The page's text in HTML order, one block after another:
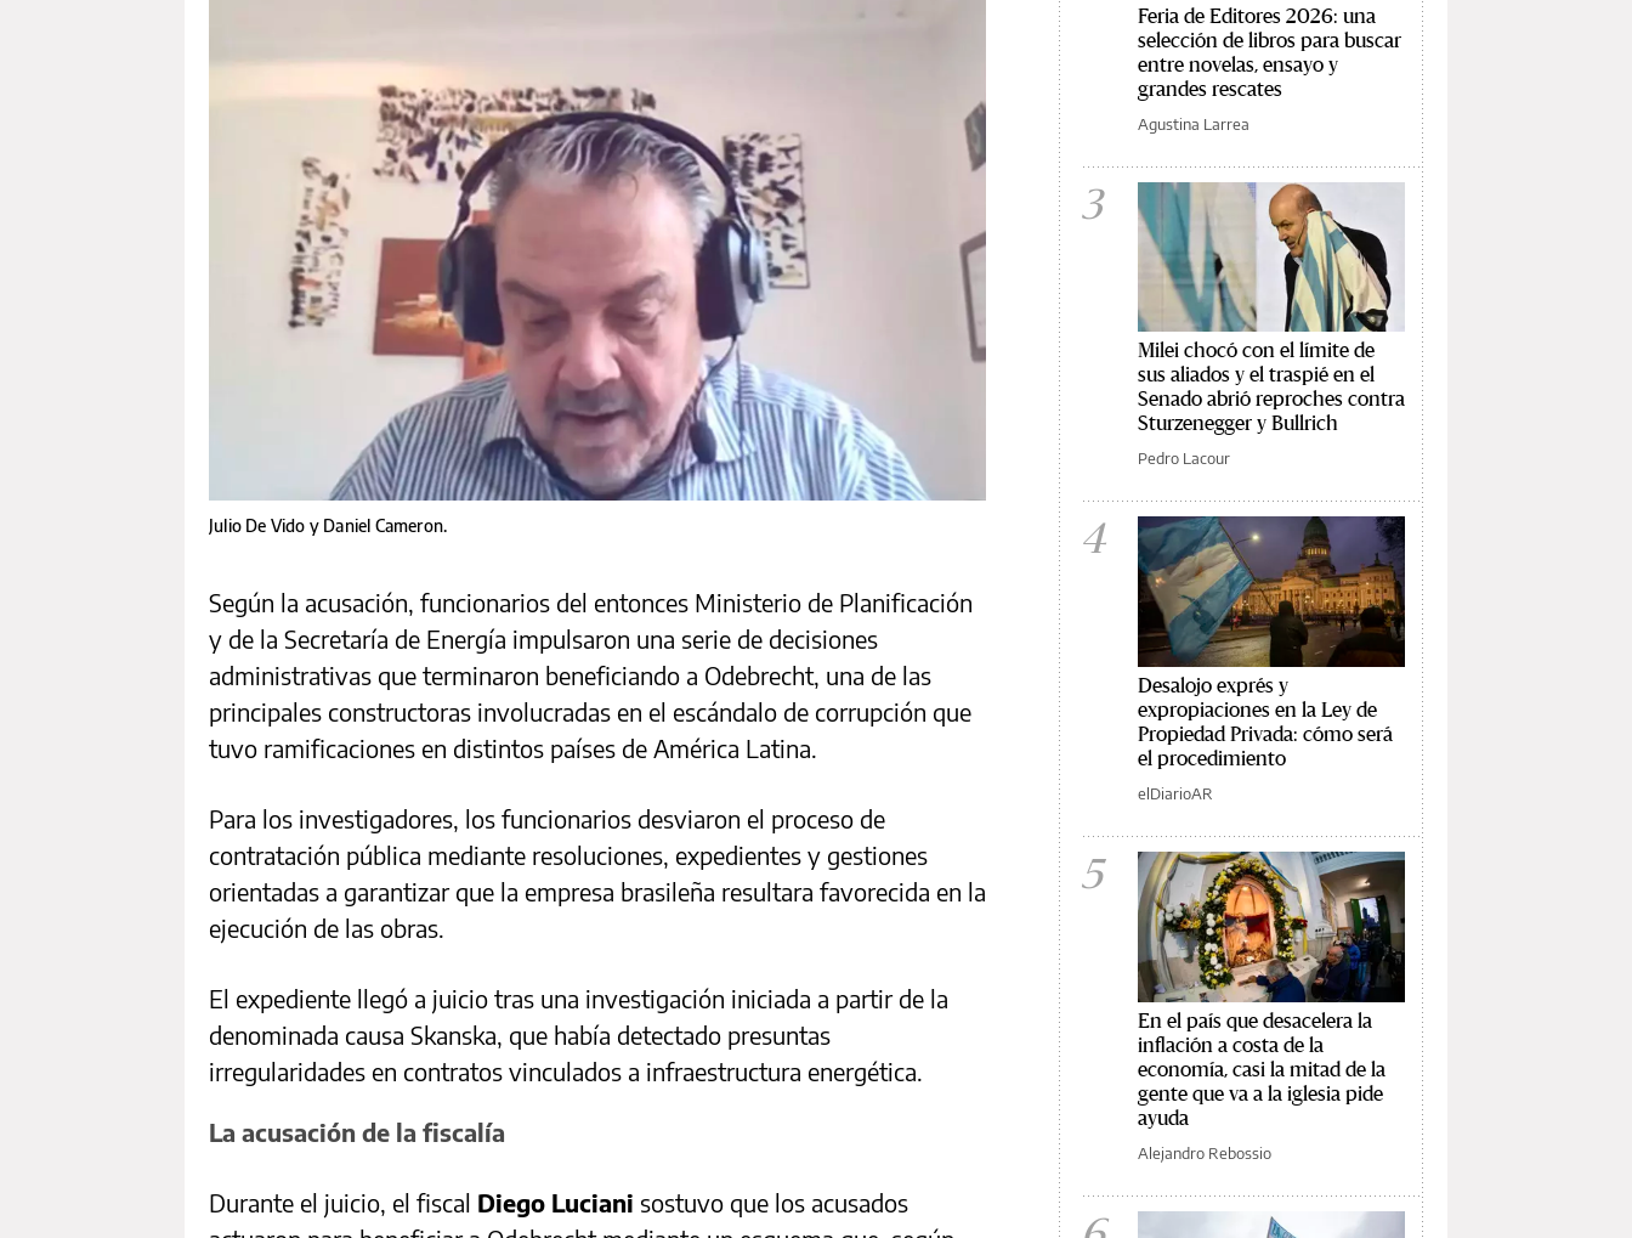
Julio De Vido y Daniel Cameron.
Según la acusación, funcionarios del entonces Ministerio de Planificación
y de la Secretaría de Energía impulsaron una serie de decisiones
administrativas que terminaron beneficiando a Odebrecht, una de las
principales constructoras involucradas en el escándalo de corrupción que
tuvo ramificaciones en distintos países de América Latina.
Para los investigadores, los funcionarios desviaron el proceso de
contratación pública mediante resoluciones, expedientes y gestiones
orientadas a garantizar que la empresa brasileña resultara favorecida en la
ejecución de las obras.
El expediente llegó a juicio tras una investigación iniciada a partir de la
denominada causa Skanska, que había detectado presuntas
irregularidades en contratos vinculados a infraestructura energética.
La acusación de la fiscalía
Durante el juicio, el fiscal Diego Luciani sostuvo que los acusados
Feria de Editores 2026: una
selección de libros para buscar
entre novelas, ensayo y
grandes rescates
Agustina Larrea
3
Milei chocó con el límite de
sus aliados y el traspié en el
Senado abrió reproches contra
Sturzenegger y Bullrich
Pedro Lacour
4
Desalojo exprés y
expropiaciones en la Ley de
Propiedad Privada: cómo será
el procedimiento
elDiarioAR
5
En el país que desacelera la
inflación a costa de la
economía, casi la mitad de la
gente que va a la iglesia pide
ayuda
Alejandro Rebossio